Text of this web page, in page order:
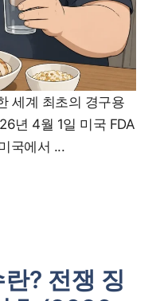
세계 최초의 경구용
년 4월 1일 미국 FDA
국에서 ...
? 전쟁 징